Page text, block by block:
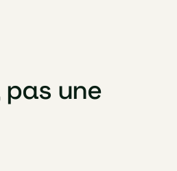
une